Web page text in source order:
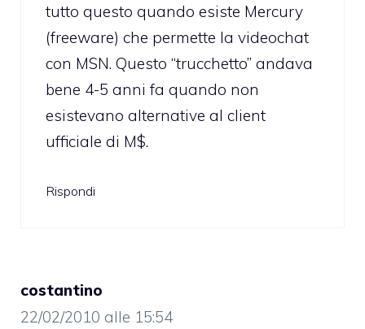
tutto questo quando esiste Mercury
(freeware) che permette la videochat
con MSN. Questo “trucchetto” andava
bene 4-5 anni fa quando non
esistevano alternative al client
ufficiale di M$.
Rispondi
costantino
22/02/2010 alle 15:54